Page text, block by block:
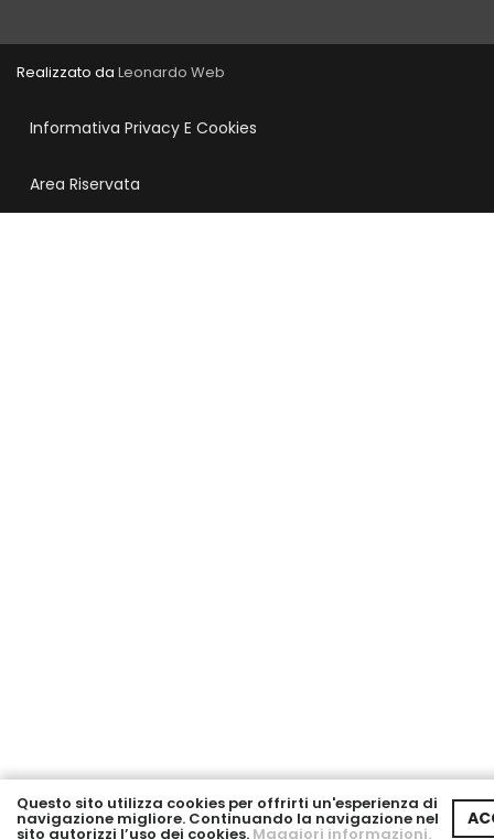
Realizzato da Leonardo Web
Informativa Privacy E Cookies
Area Riservata
Questo sito utilizza cookies per offrirti un'esperienza di
navigazione migliore. Continuando la navigazione nel
sito autorizzi l’uso dei cookies. Maggiori informazioni.